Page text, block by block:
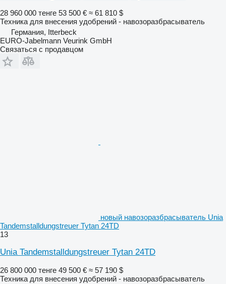
28 960 000 тенге 53 500 € ≈ 61 810 $
Техника для внесения удобрений - навозоразбрасыватель
Германия, Itterbeck
EURO-Jabelmann Veurink GmbH
Связаться с продавцом
новый навозоразбрасыватель Unia
Tandemstalldungstreuer Tytan 24TD
13
Unia Tandemstalldungstreuer Tytan 24TD
26 800 000 тенге 49 500 € ≈ 57 190 $
Техника для внесения удобрений - навозоразбрасыватель